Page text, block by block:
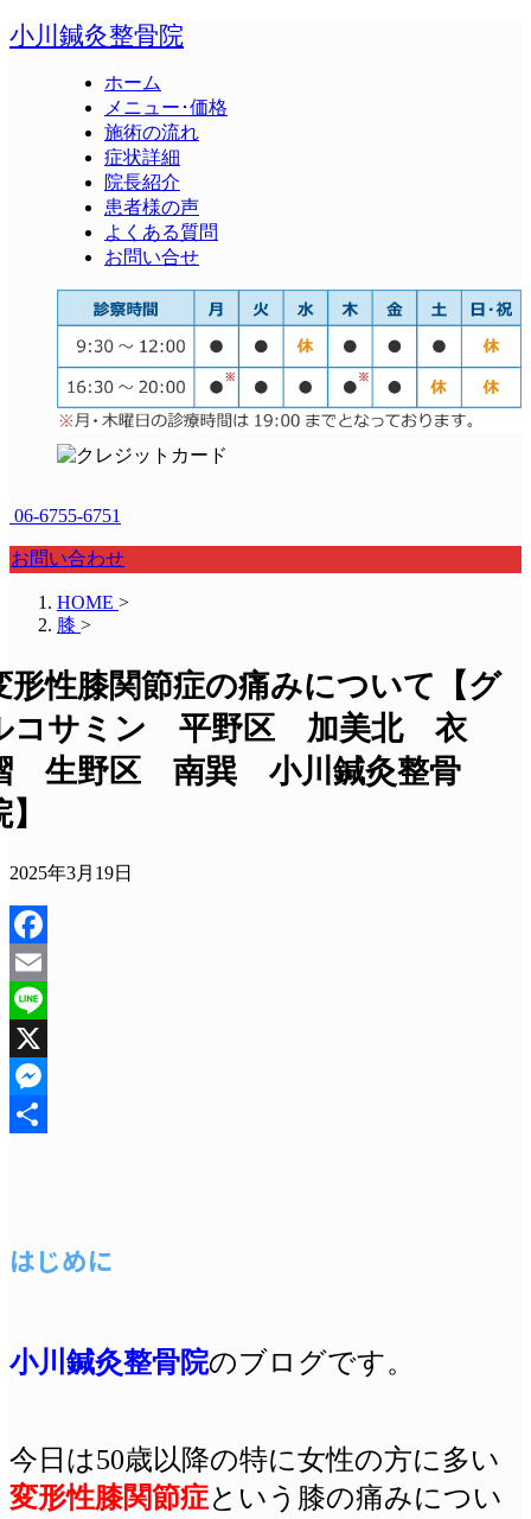
小川鍼灸整骨院
ホーム
メニュー･価格
施術の流れ
症状詳細
院長紹介
患者様の声
よくある質問
お問い合せ
06-6755-6751
お問い合わせ
HOME >
膝 >
形性膝関節症の痛みについて【グ
コサミン 平野区 加美北 衣
生野区 南巽 小川鍼灸整骨
2025年3月19日
Facebook
Email
Line
X
Messenger
はじめに
小川鍼灸整骨院のブログです。
今日は50歳以降の特に女性の方に多い
変形性膝関節症という膝の痛みについ